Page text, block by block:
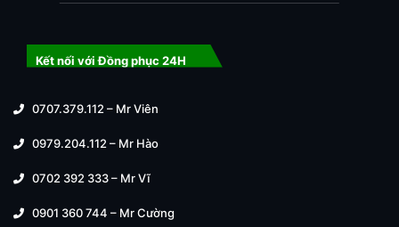
Kết nối với Đồng phục 24H
0707.379.112 – Mr Viên
0979.204.112 – Mr Hào
0702 392 333 – Mr Vĩ
0901 360 744 – Mr Cường